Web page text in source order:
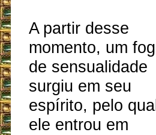
A partir desse
momento, um
de sensualidade
surgiu em seu
espírito, pelo
ele entrou em